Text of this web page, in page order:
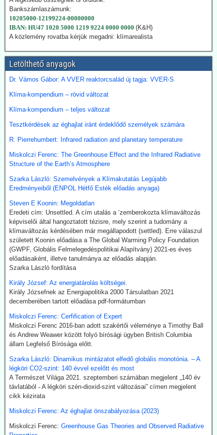
tüzelőanyagnak a használatát, amelynek felszámolását korábban
megígérték.
Hogy kedvezzen a nemzetközi klímalobbinak, Japán 2050-ig
vállalta a teljes klímasemlegességet. De ahogy a realitás
A japán Gazdasági, Kereskedelmi és Ipari Minisztérium (METI)
képviselői kijelentették, hogy a széntermelés bővítése azonnali
megoldást jelent a földgáz-megtakarításra. Mivel Japán a Hormuz
szoroson keresztül kapta olaj és földgázszállítmányait, a
történelemben először vásárolt közvetlenül az USA-ból kőolajat.
Emellett megnöveli saját kitermelését, és kacsingat az orosz
beszállításokra is.
2026.07.22. Finance.yahoo: Kerozin a hulladék
étolajból és egyéb alternatív forrásokból - India a
startvonalon
A növényi olaj- és állati zsírhulladékból nemcsak autóüzemanyagot
Sustainable Aviation Fuel (fenntartható kerozin, SAF). Előállítása
ma 2-5-ször drágább, mint a hagyományos keroziné, de
klímavédelmi okok miatt a légitársaságok érdeklődnek az
üzemanyag iránt.
India új utat céloz meg az előállításnál. A mezőgazdasági
hulladékokból (magas CO-tartalmú) szintézisgázt lehet gyártani,
amit a Fischer-Tropsch eljárás szerint hidrogénnel reagáltatva
folyékony szénhidrogén-keveréket, azaz benzint kapunk. A folyamat
megfelelő irányításánál a végtermék kerozin. A hidrogént -
legalábbis indiai források szerint elektrolízissel kívánják előállítani.
Problémánk avval van, ha a zöldenergiagyártás súlyos állami, értsd
adófizetői szubvenciókból akar megélni - az idők végezetéig.
klíma-lezárásokat a kovid-lezárások mintájára?
Google és az egyéb MI által támogatott keresők szerint a
klímavészhelyzet miatti lezárások csupáncsak összeesküvés-
WHO megbízásából dolgozó közgazdász alkotta meg 2020
októberében. A támogatók között ott volt a Soros-alapítvány és a
világ legnagyobb vállalatait összefogó World Business Council for
Sustainable Development. Az illető szerint a klímavészhelyzet
miatti lezárások a vörös hús fogyasztásának tilalmát, a személyes
járműhasználat korlátozását, a fosszilis tüzelőanyagok
kitermelésének megszüntetését és további energiaügyi
intézkedéseket jelentenének.
Bankszámlaszámunk:
10205000-12199224-00000000
IBAN: HU47 1020 5000 1219 9224 0000 0000 (K&H)
A közlemény rovatba kérjük megadni: klímarealista
Letölthető anyagok
Dr. Vámos Gábor: A VVER reaktorcsalád új tagja: VVER-S
Klíma-kompendium – rövid változat
Klíma-kompendium – teljes változat
Tesztkérdések az éghajlat iránt érdeklődő személyek számára
R. Pierrehumbert: Infrared radiation and planetary temperature
Miskolczi Ferenc: The Greenhouse Effect and the Infrared Radiative
Structure of the Earth’s Atmosphere
Szarka László: Szemelvények a Klímakutatás Legújabb
Eredményeiből (ENPOL Hétfő Esték előadás anyaga)
Steven E Koonin: Megoldatlan
Eredeti cím: Unsettled. A cím utalás a ‘zemberokozta klímaváltozás
képviselői által hangoztatott tézisre, mely szerint a tudomány a
klímaváltozás kérdésében már megállapodott (settled). Erre válaszul
született Koonin előadása a The Global Warming Policy Foundation
(GWPF, Globális Felmelegedéspolitikai Alapítvány) 2021-es éves
előadásaként, illetve tanulmánya az előadás alapján.
Szarka László fordítása
Király József: Az energiatárolás költségei.
Király Józsefnek az Energiapolitika 2000 Társulatban 2021
decemberében tartott előadása pdf-formátumban
Miskolczi Ferenc: Cerfification of Expert
Miskolczi Ferenc 2016-ban adott szakértői véleménye a Timothy Ball
és Andrew Weawer között folyó bírósági ügyben British Columbia
állam Legfelső Bírósága előtt.
Szarka László: Dinamikus mintázatot elfedő globális monotónia. – A
légköri CO2-szint: 140 évvel ezelőtt és most
A Természet Világa 2021. szeptemberi számában megjelent „140 év
távlatából ˗ A légköri szén-dioxid-szint változásai” címen megjelent
cikk kézirata
Miskolczi Ferenc: Az éghajlat önszabályozása (2023)
Miskolczi Ferenc: Greenhouse Gas Theories and Observed Radiative